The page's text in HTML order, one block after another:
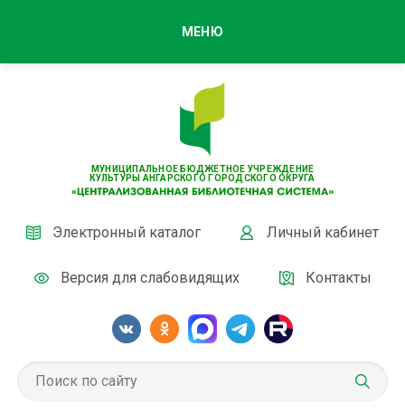
МУНИЦИПАЛЬНОЕ БЮДЖЕТНОЕ УЧРЕЖДЕНИЕ
КУЛЬТУРЫ АНГАРСКОГО ГОРОДСКОГО ОКРУГА
Электронный каталог Личный кабинет
Версия для слабовидящих Контакты
МЕНЮ